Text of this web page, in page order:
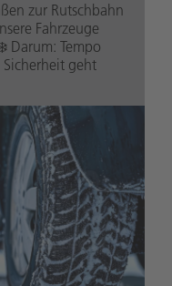
zur Rutschbahn
Fahrzeuge
Darum: Tempo
geht